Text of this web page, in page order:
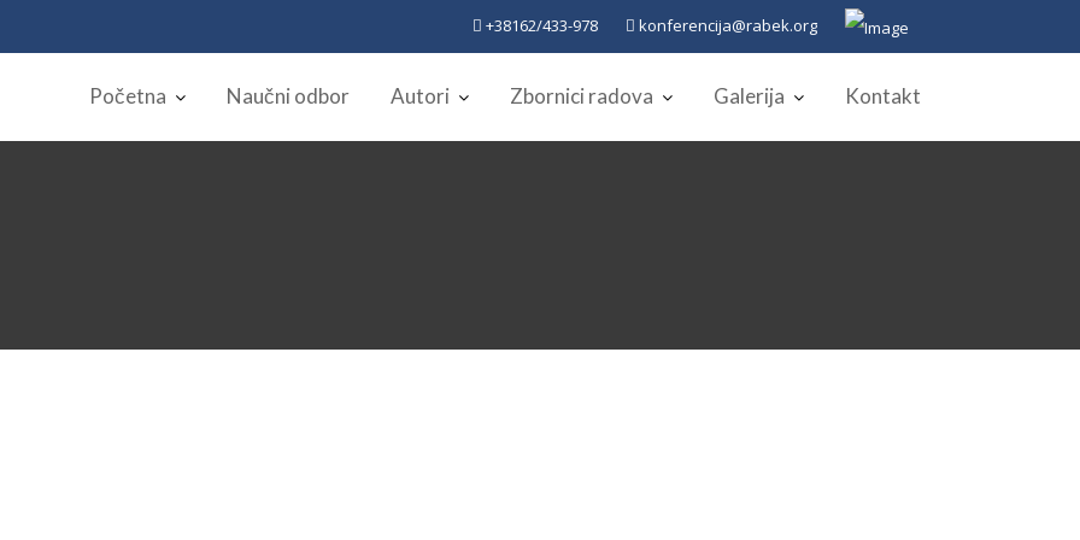
+38162/433-978 konferencija@rabek.org
Početna Naučni odbor Autori Zbornici radova Galerija Kontakt